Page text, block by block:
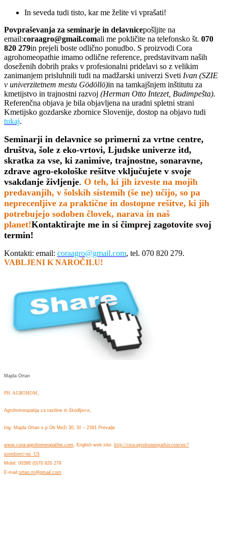
In seveda tudi tisto, kar me želite vi vprašati!
Povpraševanja za seminarje in delavnicepošljite na
email:coraagro@gmail.comali me pokličite na telefonsko št. 070
820 279in prejeli boste odlično ponudbo. S proizvodi Cora
agrohomeopathie imamo odlične reference, predstavitvam naših
doseženih dobrih praks v profesionalni pridelavi so z velikim
zanimanjem prisluhnili tudi na madžarski univerzi Sveti Ivan (SZIE
v univerzitetnem mestu Gӧdӧllӧ)in na tamkajšnjem inštitutu za
kmetijstvo in trajnostni razvoj (Herman Otto Intezet, Budimpešta).
Referenčna objava je bila objavljena na uradni spletni strani
Kmetijsko gozdarske zbornice Slovenije, dostop na objavo tudi
tukaj.
Seminarji in delavnice so primerni za vrtne centre,
društva, šole z eko-vrtovi, Ljudske univerze itd,
skratka za vse, ki zanimive, trajnostne, sonaravne,
zdrave agro-ekološke rešitve vključujete v svoje
vsakdanje življenje. O teh, ki jih izveste na mojih
predavanjih, v šolskih sistemih (še ne) učijo, so pa
neprecenljive za praktične in dostopne rešitve, ki jih
potrebujejo sodoben človek, narava in naš
planet!Kontaktirajte me in si čimprej zagotovite svoj
termin!
Kontakti: email: coraagro@gmail.com, tel. 070 820 279.
VABLJENI K NAROČILU!
Majda Ortan
PH. AGROHOM.,
Agrohomeopatija za rastline in škodljivce
Ing. Majda Ortan s.p.Ob Meži 30, SI – 2391 Prevalje
www.cora-agrohomeopathie.com , English web site: http://cora-agrohomeopathie.com/en/?
noredirect=en_US
Mobil: 00386 (0)70 820 279
E-mail:ortan.m@gmail.com